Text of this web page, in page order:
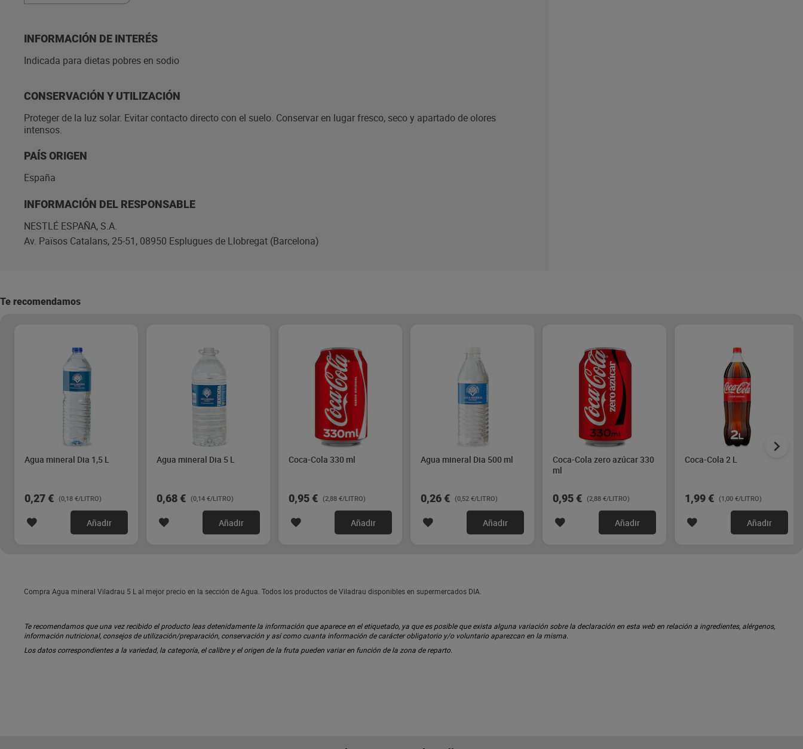
INFORMACIÓN DE INTERÉS
Indicada para dietas pobres en sodio
CONSERVACIÓN Y UTILIZACIÓN
Proteger de la luz solar. Evitar contacto directo con el suelo. Conservar en lugar fresco, seco y apartado de olores
intensos.
PAÍS ORIGEN
España
INFORMACIÓN DEL RESPONSABLE
NESTLÉ ESPAÑA, S.A.
Av. Països Catalans, 25-51, 08950 Esplugues de Llobregat (Barcelona)
Te recomendamos
Agua mineral Dia 1,5 L
0,27 € (0,18 €/LITRO)
Añadir
Agua mineral Dia 5 L
0,68 € (0,14 €/LITRO)
Añadir
Coca-Cola 330 ml
0,95 € (2,88 €/LITRO)
Añadir
Agua mineral Dia 500 ml
0,26 € (0,52 €/LITRO)
Añadir
Coca-Cola zero azúcar 330
ml
0,95 € (2,88 €/LITRO)
Añadir
Coca-Cola 2 L
1,99 € (1,00 €/LITRO)
Añadir
Compra Agua mineral Viladrau 5 L al mejor precio en la sección de Agua. Todos los productos de Viladrau disponibles en supermercados DIA.
Te recomendamos que una vez recibido el producto leas detenidamente la información que aparece en el etiquetado, ya que es posible que exista alguna variación sobre la declaración en esta web en relación a ingredientes, alérgenos,
información nutricional, consejos de utilización/preparación, conservación y así como cuanta información de carácter obligatorio y/o voluntario aparezcan en la misma.
Los datos correspondientes a la variedad, la categoría, el calibre y el origen de la fruta pueden variar en función de la zona de reparto.